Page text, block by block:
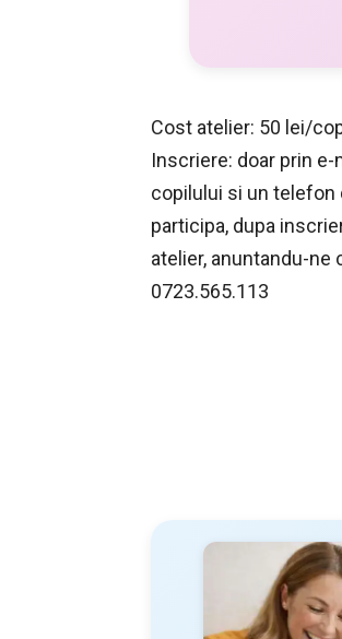
Cost atelier: 50 lei/
Inscriere: doar prin e-
copilului si un telefon
participa, dupa
atelier, anuntandu-ne
0723.565.113